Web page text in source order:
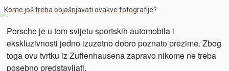
Kome još treba objašnjavati ovakve fotografije?
Porsche je u tom svijetu sportskih automobila i
ekskluzivnosti jedno izuzetno dobro poznato prezime. Zbog
toga ovu tvrtku iz Zuffenhausena zapravo nikome ne treba
posebno predstavljati.